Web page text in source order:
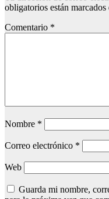
obligatorios están marcados
Comentario *
Nombre *
Correo electrónico *
Web
Guarda mi nombre,